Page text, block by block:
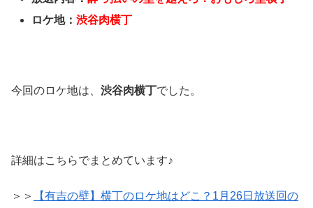
ロケ地：渋谷肉横丁
今回のロケ地は、 渋谷肉横丁でした。
詳細はこちらでまとめています♪
＞＞
【有吉の壁】横丁のロケ地はどこ？1月26日放送回の